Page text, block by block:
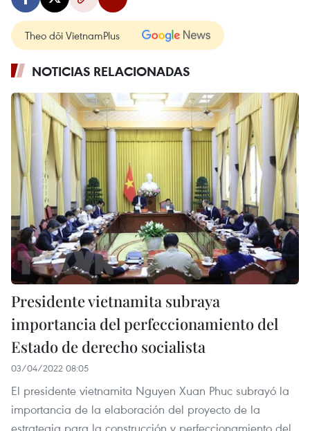
Theo dõi VietnamPlus
NOTICIAS RELACIONADAS
Presidente vietnamita subraya
importancia del perfeccionamiento del
Estado de derecho socialista
03/04/2022 08:05
El presidente vietnamita Nguyen Xuan Phuc subrayó la
importancia de la elaboración del proyecto de la